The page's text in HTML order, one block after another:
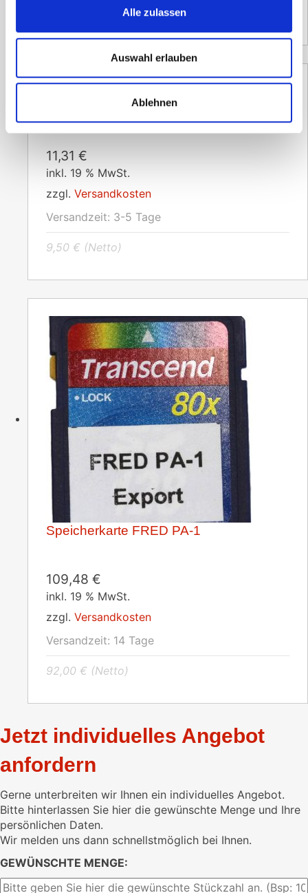
Alle zulassen
Auswahl erlauben
Ablehnen
(Netto)
Feuerlöschspray
11,31 €
inkl. 19 % MwSt.
zzgl. Versandkosten
Versandzeit: 3-5 Tage
9,50 € (Netto)
Speicherkarte FRED PA-1
109,48 €
inkl. 19 % MwSt.
zzgl. Versandkosten
Versandzeit: 14 Tage
92,00 € (Netto)
Jetzt individuelles Angebot
anfordern
Gerne unterbreiten wir Ihnen ein individuelles Angebot.
Bitte hinterlassen Sie hier die gewünschte Menge und Ihre
persönlichen Daten.
Wir melden uns dann schnellstmöglich bei Ihnen.
GEWÜNSCHTE MENGE: